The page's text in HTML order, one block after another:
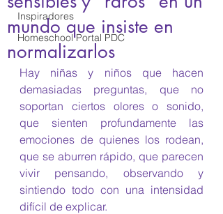
Inspiradores
Homeschool Portal PDC
mundo que insiste en
normalizarlos
Hay niñas y niños que hacen
demasiadas preguntas, que no
soportan ciertos olores o sonido,
que sienten profundamente las
emociones de quienes los rodean,
que se aburren rápido, que parecen
vivir pensando, observando y
sintiendo todo con una intensidad
difícil de explicar.